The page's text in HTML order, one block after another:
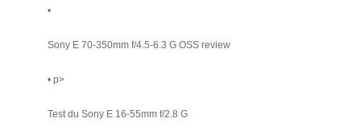
•
Sony E 70-350mm f/4.5-6.3 G OSS review
• p>
Test du Sony E 16-55mm f/2.8 G